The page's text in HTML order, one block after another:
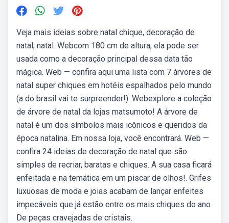
Veja mais ideias sobre natal chique, decoração de
natal, natal. Webcom 180 cm de altura, ela pode ser
usada como a decoração principal dessa data tão
mágica. Web — confira aqui uma lista com 7 árvores de
natal super chiques em hotéis espalhados pelo mundo
(a do brasil vai te surpreender!): Webexplore a coleção
de árvore de natal da lojas matsumoto! A árvore de
natal é um dos símbolos mais icônicos e queridos da
época natalina. Em nossa loja, você encontrará. Web —
confira 24 ideias de decoração de natal que são
simples de recriar, baratas e chiques. A sua casa ficará
enfeitada e na temática em um piscar de olhos!. Grifes
luxuosas de moda e joias acabam de lançar enfeites
impecáveis que já estão entre os mais chiques do ano.
De peças cravejadas de cristais.